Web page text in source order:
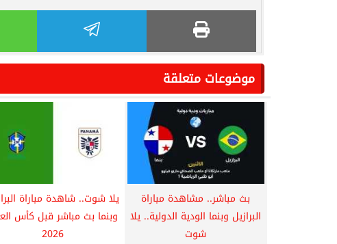
موضوعات متعلقة
بث مباشر.. مشاهدة مباراة
البرازيل وبنما الودية الدولية.. يلا
شوت
يلا شوت.. شاهدة مباراة
وبنما بث مباشر قبل كأس
2026